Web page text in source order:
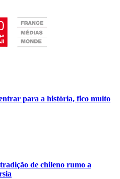
para a história, fico muito
de chileno rumo a